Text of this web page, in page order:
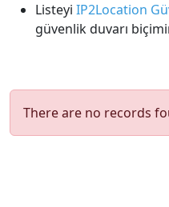
Listeyi IP2Location
güvenlik duvarı
There are no records